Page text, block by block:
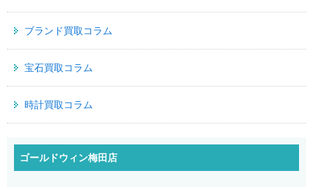
ブランド買取コラム
宝石買取コラム
時計買取コラム
ゴールドウィン梅田店